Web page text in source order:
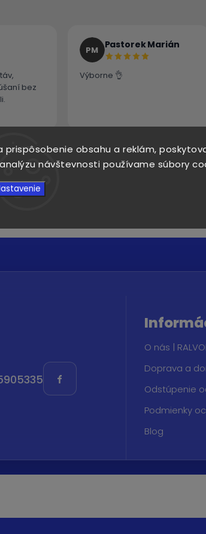
prispôsobenie obsahu a reklám,
návštevnosti používame súbory
bez
PM Pastorek Marián
Výborne 👌
Zobraziť
O nás |
Doprava a
Odstúpenie
Podmienky
Blog